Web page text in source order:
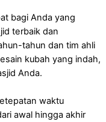
bagi Anda yang
terbaik dan
tahun dan tim ahli
kubah yang indah,
Anda.
waktu
awal hingga akhir